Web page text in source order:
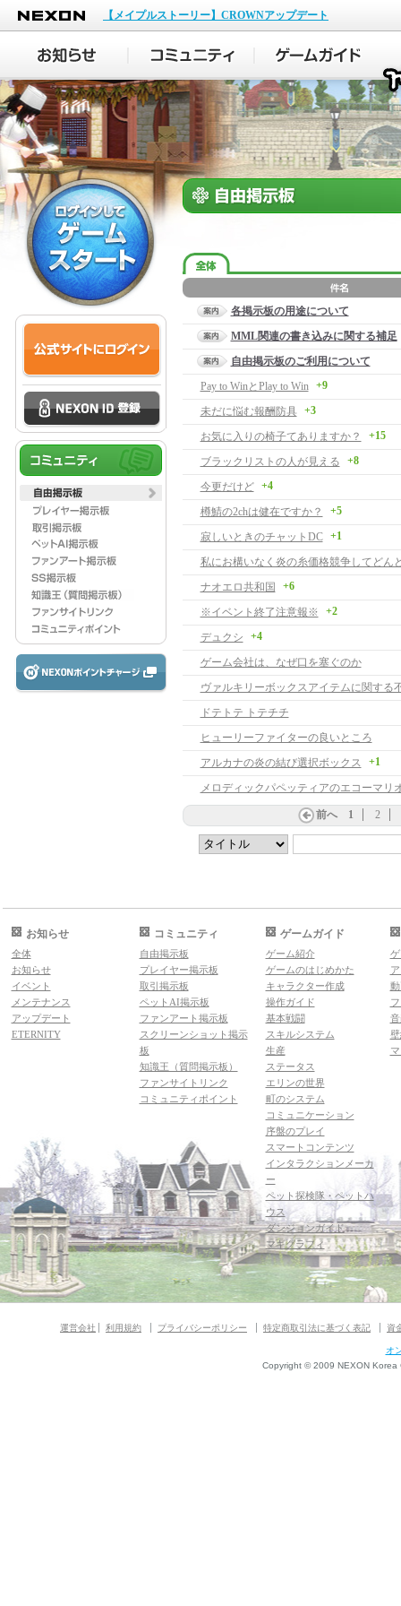
NEXON
【メイプルストーリー】CROWNアップデート
各掲示板の用途について
MML関連の書き込みに関する補足
自由掲示板のご利用について
Pay to WinとPlay to Win
+9
未だに悩む報酬防具 +3
お気に入りの椅子てありますか？ +15
ブラックリストの人が見える +8
今更だけど +4
樽鯖の2chは健在ですか？ +5
寂しいときのチャットDC +1
ナオエロ共和国 +6
※イベント終了注意報※ +2
デュクシ +4
ゲーム会社は、なぜ口を塞ぐのか
ヴァルキリーボックスアイテムに関する
ドテトテ トテチチ
ヒューリーファイターの良いところ
アルカナの炎の結び選択ボックス
+1
前へ 1 2
お知らせ
全体
お知らせ
イベント
メンテナンス
アップデート
ETERNITY
コミュニティ
自由掲示板
プレイヤー掲示板
取引掲示板
ペットAI掲示板
ファンアート掲示板
スクリーンショット掲示
板
知識王（質問掲示板）
ファンサイトリンク
コミュニティポイント
ゲームガイド
ゲーム紹介
ゲームのはじめかた
キャラクター作成
操作ガイド
基本戦闘
スキルシステム
生産
ステータス
エリンの世界
町のシステム
コミュニケーション
序盤のプレイ
スマートコンテンツ
インタラクションメーカ
ー
ペット探検隊・ペットハ
ウス
ダンジョンガイド
マギグラフィ
運営会社 利用規約 プライバシーポリシー 特定商取引法に基づく表記 資
オ
Copyright © 2009 NEXON Korea